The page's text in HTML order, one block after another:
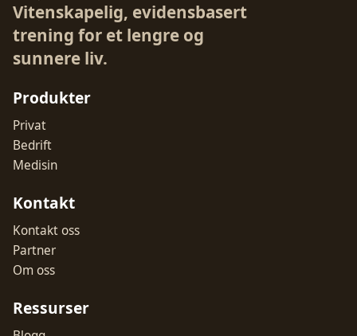
Vitenskapelig, evidensbasert
trening for et lengre og
sunnere liv.
Produkter
Privat
Bedrift
Medisin
Kontakt
Kontakt oss
Partner
Om oss
Ressurser